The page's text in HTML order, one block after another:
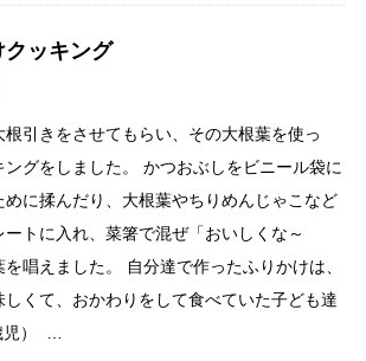
クッキング
引きをさせてもらい、その大根葉を使っ
グをしました。 かつおぶしをビニール袋に
めに揉んだり、大根葉やちりめんじゃこなど
トに入れ、菜箸で混ぜ「おいしくな～
唱えました。 自分達で作ったふりかけは、
しくて、おかわりをして食べていた子ども達
児） …